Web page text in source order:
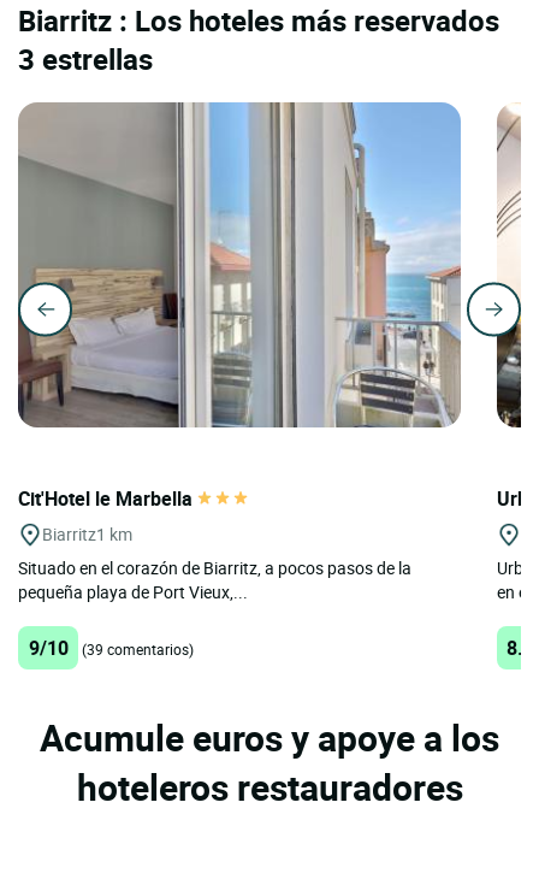
Biarritz : Los hoteles más reservados
3 estrellas
Cit'Hotel le Marbella
Biarritz1 km
Situado en el corazón de Biarritz, a pocos pasos de la
pequeña playa de Port Vieux,...
9/10 (39 comentarios)
en el
Acumule euros y apoye a los
hoteleros restauradores